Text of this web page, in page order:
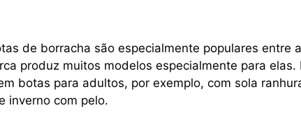
de borracha são especialmente populares entre
produz muitos modelos especialmente para elas.
botas para adultos, por exemplo, com sola
inverno com pelo.